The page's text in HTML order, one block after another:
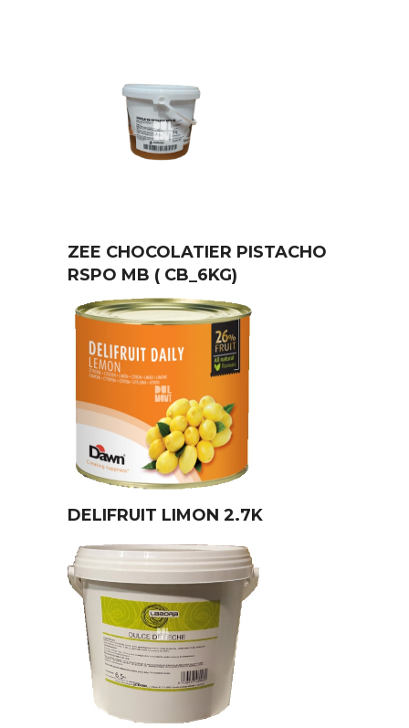
ZEE CHOCOLATIER PISTACHO
RSPO MB ( CB_6KG)
DELIFRUIT LIMON 2.7K